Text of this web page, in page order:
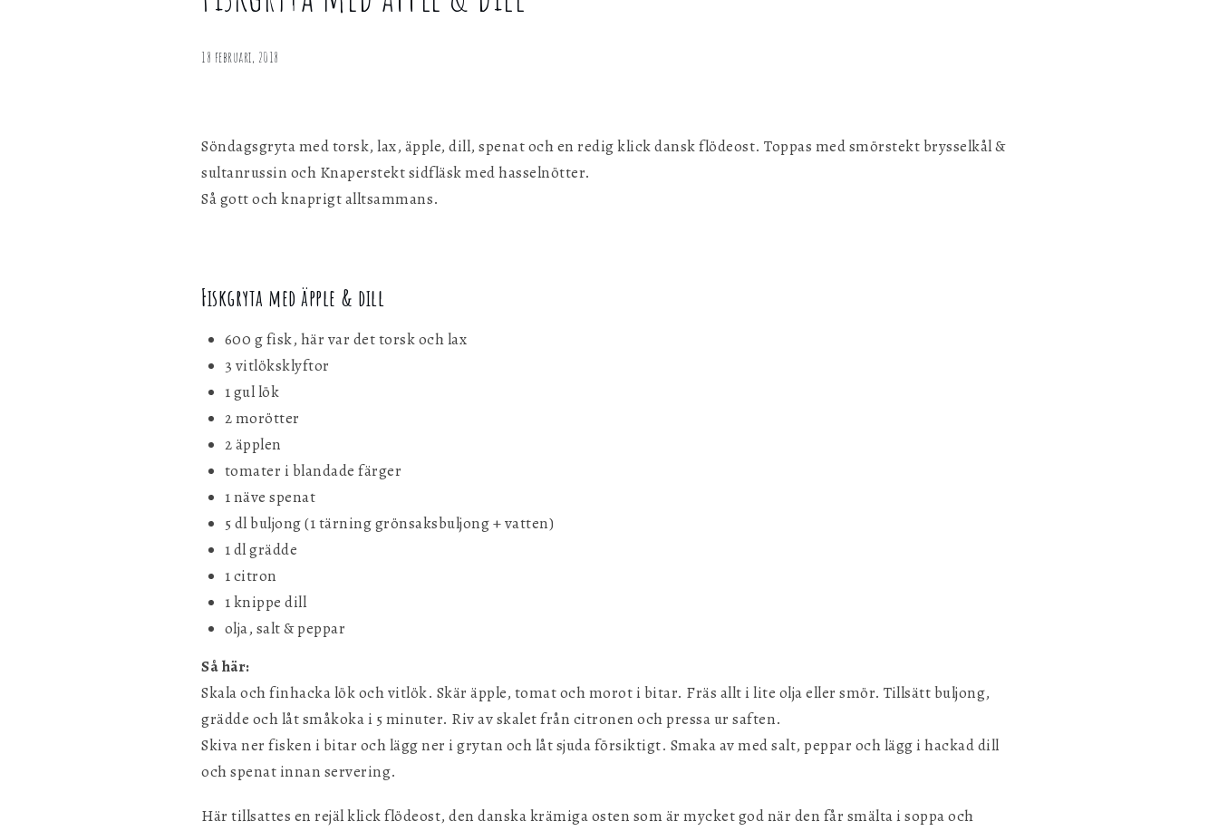
dill
18 februari, 2018
Söndagsgryta med torsk, lax, äpple, dill, spenat och en redig klick dansk flödeost. Toppas med smörstekt brysselkål &
sultanrussin och Knaperstekt sidfläsk med hasselnötter.
Så gott och knaprigt alltsammans.
Fiskgryta med äpple & dill
600 g fisk, här var det torsk och lax
3 vitlöksklyftor
1 gul lök
2 morötter
2 äpplen
tomater i blandade färger
1 näve spenat
5 dl buljong (1 tärning grönsaksbuljong + vatten)
1 dl grädde
1 citron
1 knippe dill
olja, salt & peppar
Så här:
Skala och finhacka lök och vitlök. Skär äpple, tomat och morot i bitar. Fräs allt i lite olja eller smör. Tillsätt buljong,
grädde och låt småkoka i 5 minuter. Riv av skalet från citronen och pressa ur saften.
Skiva ner fisken i bitar och lägg ner i grytan och låt sjuda försiktigt. Smaka av med salt, peppar och lägg i hackad dill
och spenat innan servering.
Här tillsattes en rejäl klick flödeost, den danska krämiga osten som är mycket god när den får smälta i soppa och
personligen med hjälp av dessa uppgifter.